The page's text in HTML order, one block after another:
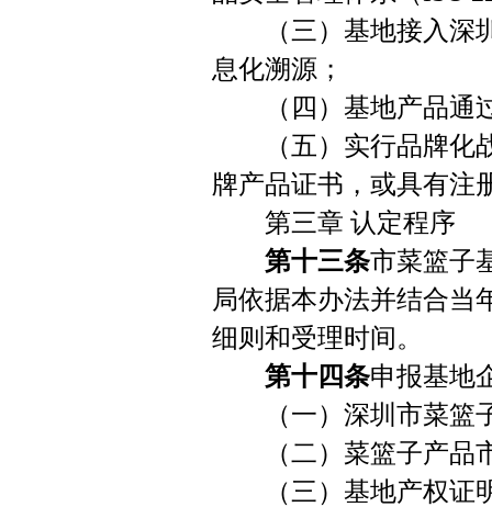
（三）基地接入深圳
息化溯源；
（四）基地产品通过
（五）实行品牌化战
牌产品证书，或具有注
第三章 认定程序
第十三条市菜篮子
局依据本办法并结合当
细则和受理时间。
第十四条申报基地
（一）深圳市菜篮
（二）菜篮子产品
（三）基地产权证明